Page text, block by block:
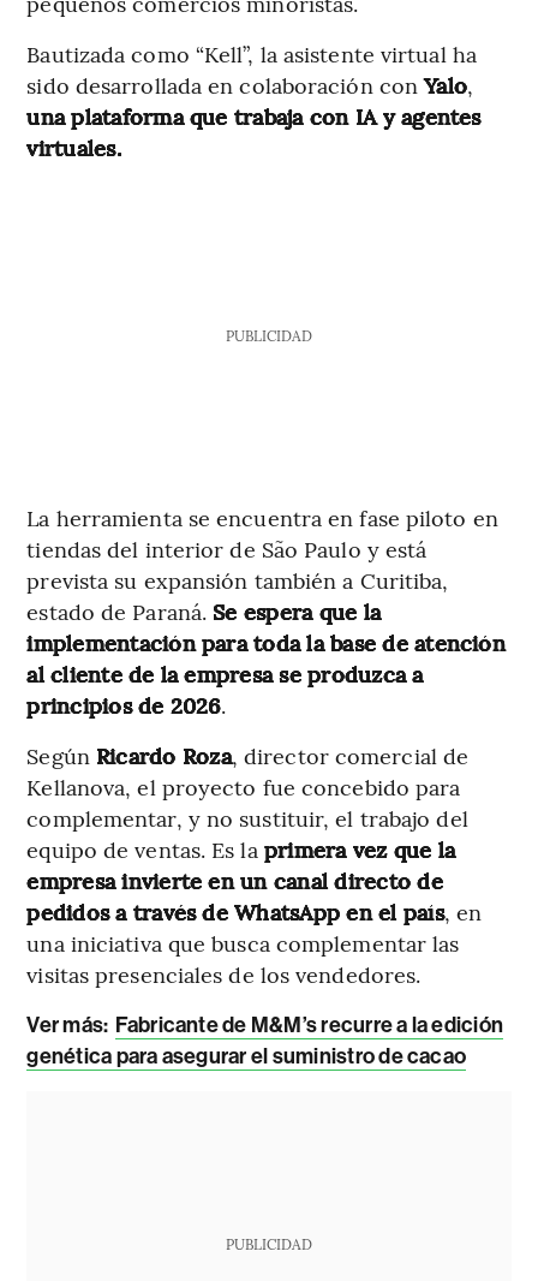
Bautizada como “Kell”, la asistente virtual ha
sido desarrollada en colaboración conYalo,
una plataforma que trabaja con IA y agentes
virtuales.
PUBLICIDAD
La herramienta se encuentra en fase piloto en
tiendas del interior de São Paulo y está
prevista su expansión también a Curitiba,
estado de Paraná. Se espera que la
implementación para toda la base de atención
al cliente de la empresa se produzca a
principios de 2026.
Según Ricardo Roza, director comercial de
Kellanova, el proyecto fue concebido para
complementar, y no sustituir, el trabajo del
equipo de ventas. Es la primera vez que la
empresa invierte en un canal directo de
pedidos a través de WhatsApp en el país, en
una iniciativa que busca complementar las
visitas presenciales de los vendedores.
Ver más: Fabricante de M&M’s recurre a la edición
genética para asegurar el suministro de cacao
PUBLICIDAD